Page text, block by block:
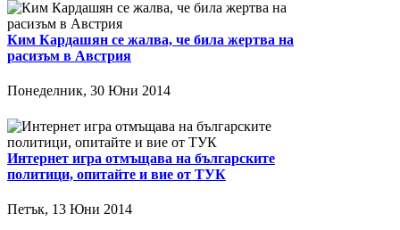
Ким Кардашян се жалва, че била жертва на
расизъм в Австрия
Понеделник, 30 Юни 2014
Интернет игра отмъщава на българските
политици, опитайте и вие от ТУК
Петък, 13 Юни 2014